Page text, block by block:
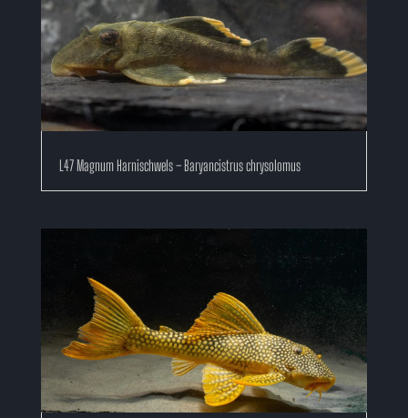
L47 Magnum Harnischwels – Baryancistrus chrysolomus